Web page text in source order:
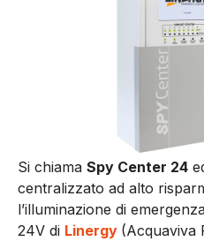
Si chiama Spy Center 24
centralizzato ad alto
l’illuminazione di
24V di Linergy (Acquaviva